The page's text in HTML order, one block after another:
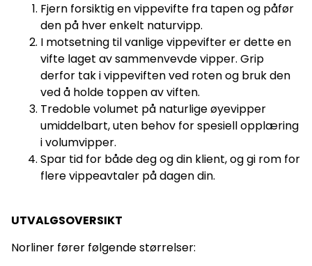
Fjern forsiktig en vippevifte fra tapen og påfør
den på hver enkelt naturvipp.
I motsetning til vanlige vippevifter er dette en
vifte laget av sammenvevde vipper. Grip
derfor tak i vippeviften ved roten og bruk den
ved å holde toppen av viften.
Tredoble volumet på naturlige øyevipper
umiddelbart, uten behov for spesiell opplæring
i volumvipper.
Spar tid for både deg og din klient, og gi rom for
flere vippeavtaler på dagen din.
UTVALGSOVERSIKT
Norliner fører følgende størrelser: